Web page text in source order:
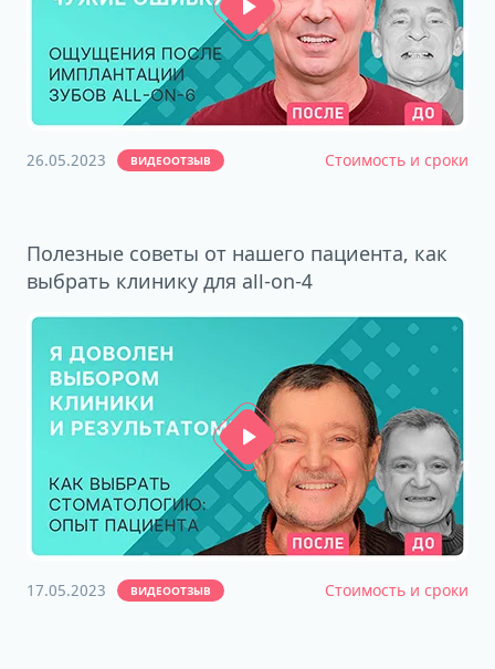
26.05.2023 ВИДЕООТЗЫВ Стоимость и сроки
Полезные советы от нашего пациента, как
выбрать клинику для all-on-4
17.05.2023 ВИДЕООТЗЫВ Стоимость и сроки